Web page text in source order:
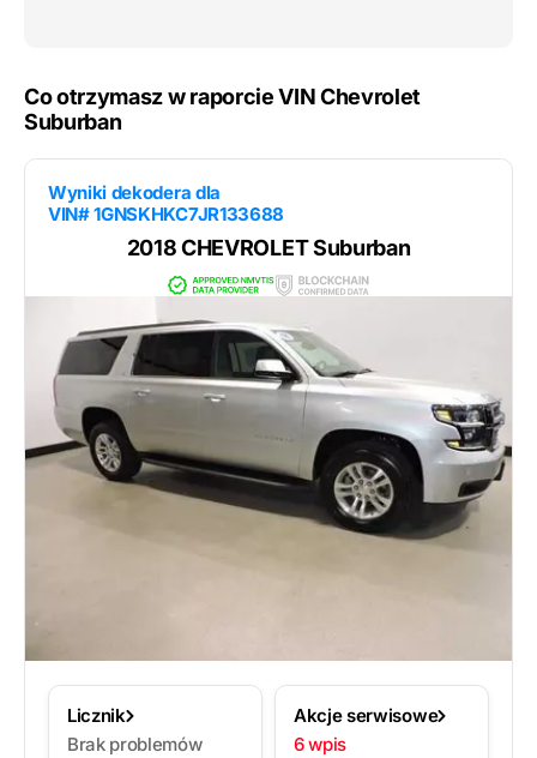
Co otrzymasz w raporcie VIN Chevrolet
Suburban
Wyniki dekodera dla
VIN# 1GNSKHKC7JR133688
2018 CHEVROLET Suburban
Licznik
Brak problemów
Akcje serwisowe
6 wpis